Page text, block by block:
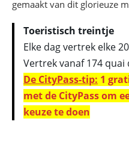
gemaakt van dit glorieuze
Toeristisch treintje
Elke dag vertrek elke
Vertrek vanaf 174
De CityPass-tip: 1
met de CityPass om
keuze te doen